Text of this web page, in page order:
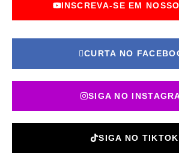
INSCREVA-SE EM
CURTA NO
SIGA NO
SIGA NO TIKTOK